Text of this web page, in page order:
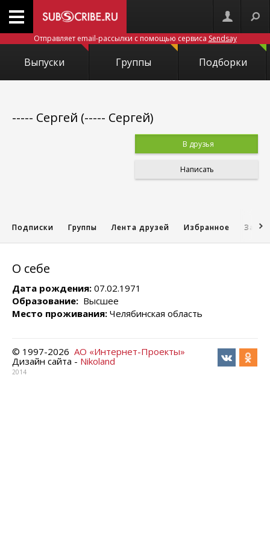
Отправляет email-рассылки с помощью сервиса Sendsay
Выпуски Группы Подборки
----- Сергей (----- Сергей)
В друзья
Написать
Подписки Группы Лента друзей Избранное
О себе
Дата рождения: 07.02.1971
Образование: Высшее
Место проживания: Челябинская область
© 1997-2026 АО «Интернет-Проекты»
Дизайн сайта - Nikoland
2014